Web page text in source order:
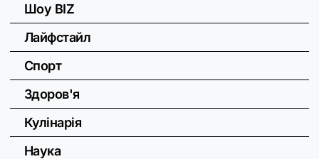
Шоу BIZ
Лайфстайл
Спорт
Здоров'я
Кулінарія
Наука